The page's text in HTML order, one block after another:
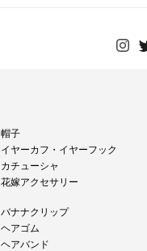
帽子
イヤーカフ・イヤーフック
カチューシャ
花嫁アクセサリー
バナナクリップ
ヘアゴム
ヘアバンド